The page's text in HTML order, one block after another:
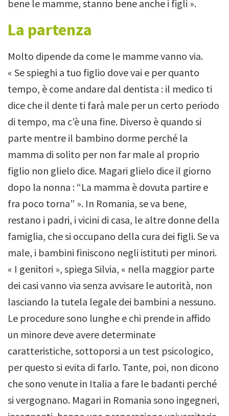
bene le mamme, stanno bene anche i figli ».
La partenza
Molto dipende da come le mamme vanno via.
« Se spieghi a tuo figlio dove vai e per quanto
tempo, è come andare dal dentista : il medico ti
dice che il dente ti farà male per un certo periodo
di tempo, ma c’è una fine. Diverso è quando si
parte mentre il bambino dorme perché la
mamma di solito per non far male al proprio
figlio non glielo dice. Magari glielo dice il giorno
dopo la nonna : “La mamma è dovuta partire e
fra poco torna” ». In Romania, se va bene,
restano i padri, i vicini di casa, le altre donne della
famiglia, che si occupano della cura dei figli. Se va
male, i bambini finiscono negli istituti per minori.
« I genitori », spiega Silvia, « nella maggior parte
dei casi vanno via senza avvisare le autorità, non
lasciando la tutela legale dei bambini a nessuno.
Le procedure sono lunghe e chi prende in affido
un minore deve avere determinate
caratteristiche, sottoporsi a un test psicologico,
per questo si evita di farlo. Tante, poi, non dicono
che sono venute in Italia a fare le badanti perché
si vergognano. Magari in Romania sono ingegneri,